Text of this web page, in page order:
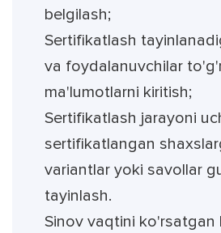
belgilash;
Sertifikatlash
va foydalanuvchilar
ma'lumotlarni kiritish;
Sertifikatlash jarayoni
sertifikatlangan
variantlar yoki savollar
tayinlash.
Sinov vaqtini ko'rsatgan